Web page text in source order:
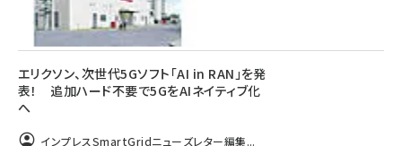
エリクソン、次世代5Gソフト「AI in RAN」を発
表！ 追加ハード不要で5GをAIネイティブ化
へ
インプレスSmartGridニューズレター編集...